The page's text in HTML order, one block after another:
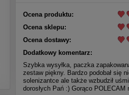
Ocena produktu:
Ocena sklepu:
Ocena dostawy:
Dodatkowy komentarz:
Szybka wysyłka, paczka
zestaw piękny. Bardzo podobał się
solenizantce ale także wzbudził
dorosłych Pań :) Gorąco POLECAM